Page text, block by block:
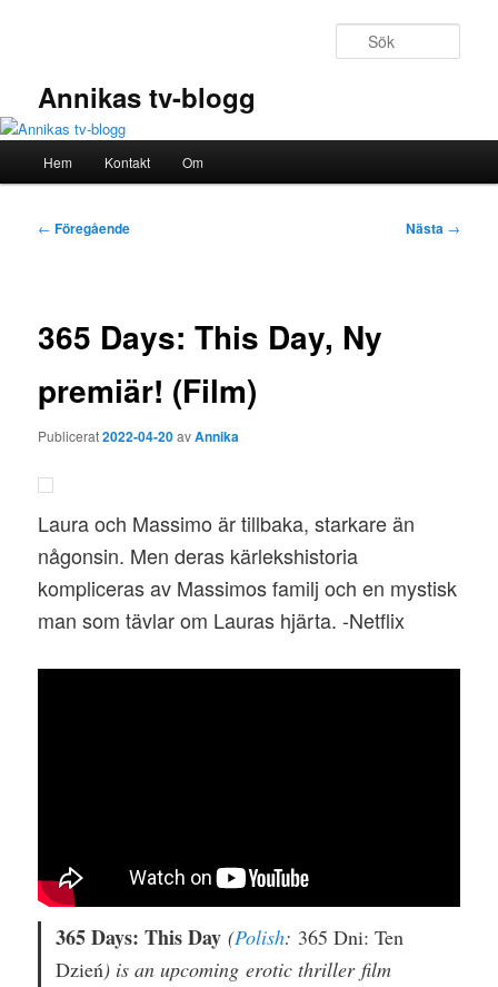
Annikas tv-blogg
Hem Kontakt Om
Inläggsnavigering
← Föregående Nästa →
365 Days: This Day, Ny
premiär! (Film)
Publicerat2022-04-20avAnnika
Laura och Massimo är tillbaka, starkare än
någonsin. Men deras kärlekshistoria
kompliceras av Massimos familj och en mystisk
man som tävlar om Lauras hjärta. -Netflix
365 Days: This Day (Polish: 365 Dni: Ten
Dzień) is an upcoming erotic thriller film